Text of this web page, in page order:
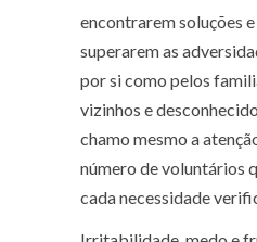
encontrarem soluções
superarem as
por si como pelos
vizinhos e
chamo mesmo a
número de voluntários
cada necessidade